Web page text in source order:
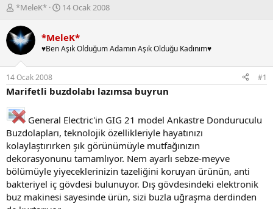
K
n
b
u
y
u
b
a
ş
l
t
a
n
*MeleK*
B
l
a
ı
ç
a
h
i
14 Ocak 2008
*MeleK*
♥Ben Aşık Olduğum Adamın Aşık Olduğu Kadınım♥
14 Ocak 2008 #1
Marifetli buzdolabı lazımsa buyrun
General Electric'in GIG 21 model Ankastre Donduruculu
Buzdolapları, teknolojik özellikleriyle hayatınızı
kolaylaştırırken şık görünümüyle mutfağınızın
dekorasyonunu tamamlıyor. Nem ayarlı sebze-meyve
bölümüyle yiyeceklerinizin tazeliğini koruyan ürünün, anti
bakteriyel iç gövdesi bulunuyor. Dış gövdesindeki elektronik
buz makinesi sayesinde ürün, sizi buzla uğraşma derdinden